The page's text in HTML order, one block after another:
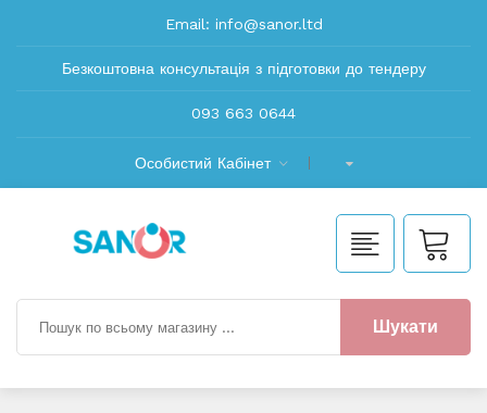
Email: info@sanor.ltd
Безкоштовна консультація з підготовки до тендеру
093 663 0644
Особистий Кабінет
Шукати